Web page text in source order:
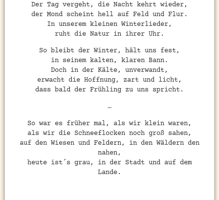
Der Tag vergeht, die Nacht kehrt wieder,
der Mond scheint hell auf Feld und Flur.
In unserem kleinen Winterlieder,
ruht die Natur in ihrer Uhr.
So bleibt der Winter, hält uns fest,
in seinem kalten, klaren Bann.
Doch in der Kälte, unverwandt,
erwacht die Hoffnung, zart und licht,
dass bald der Frühling zu uns spricht.
…
So war es früher mal, als wir klein waren,
als wir die Schneeflocken noch groß sahen,
auf den Wiesen und Feldern, in den Wäldern den
nahen,
heute ist´s grau, in der Stadt und auf dem
Lande.